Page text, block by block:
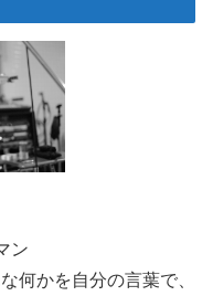
ン
何かを自分の言葉で、